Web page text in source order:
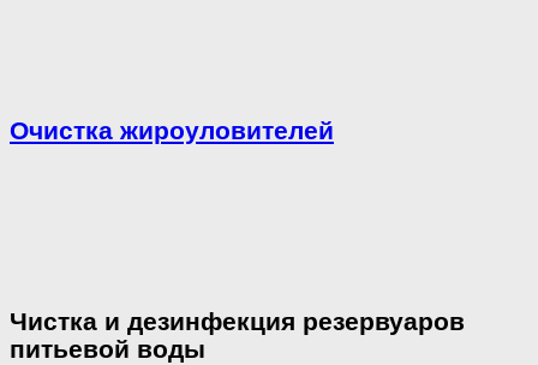
Очистка жироуловителей
Чистка и дезинфекция резервуаров
питьевой воды